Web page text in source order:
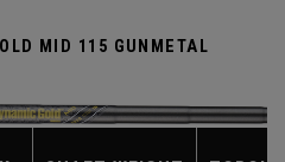
MID 115 GUNMETAL